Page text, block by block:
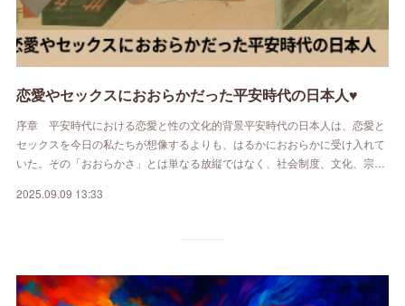
恋愛やセックスにおおらかだった平安時代の日本人♥
序章 平安時代における恋愛と性の文化的背景平安時代の日本人は、恋愛と
セックスを今日の私たちが想像するよりも、はるかにおおらかに受け入れて
いた。その「おおらかさ」とは単なる放縦ではなく、社会制度、文化、宗…
2025.09.09 13:33